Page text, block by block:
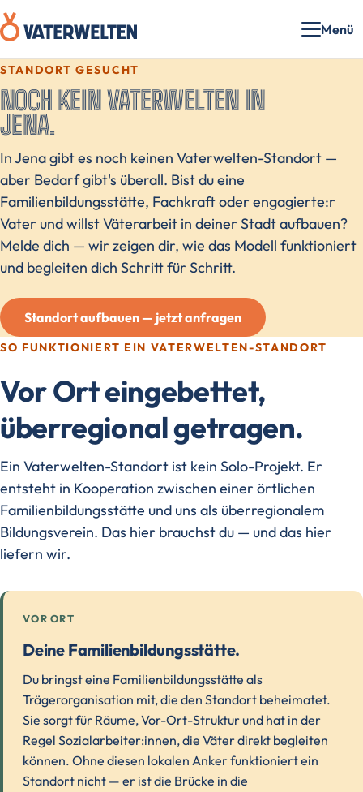
Menü
STANDORT GESUCHT
NOCH KEIN VATERWELTEN IN
JENA.
In Jena gibt es noch keinen Vaterwelten-Standort —
aber Bedarf gibt's überall. Bist du eine
Familienbildungsstätte, Fachkraft oder engagierte:r
Vater und willst Väterarbeit in deiner Stadt aufbauen?
Melde dich — wir zeigen dir, wie das Modell funktioniert
und begleiten dich Schritt für Schritt.
Standort aufbauen — jetzt anfragen
SO FUNKTIONIERT EIN VATERWELTEN-STANDORT
Vor Ort eingebettet,
überregional getragen.
Ein Vaterwelten-Standort ist kein Solo-Projekt. Er
entsteht in Kooperation zwischen einer örtlichen
Familienbildungsstätte und uns als überregionalem
Bildungsverein. Das hier brauchst du — und das hier
liefern wir.
VOR ORT
Deine Familienbildungsstätte.
Du bringst eine Familienbildungsstätte als
Trägerorganisation mit, die den Standort beheimatet.
Sie sorgt für Räume, Vor-Ort-Struktur und hat in der
Regel Sozialarbeiter:innen, die Väter direkt begleiten
können. Ohne diesen lokalen Anker funktioniert ein
Standort nicht — er ist die Brücke in die